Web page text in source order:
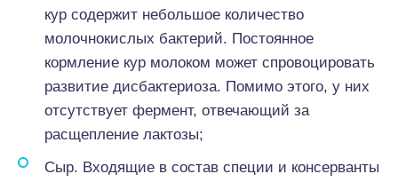
кур содержит небольшое количество
молочнокислых бактерий. Постоянное
кормление кур молоком может спровоцировать
развитие дисбактериоза. Помимо этого, у них
отсутствует фермент, отвечающий за
расщепление лактозы;
Сыр. Входящие в состав специи и консерванты